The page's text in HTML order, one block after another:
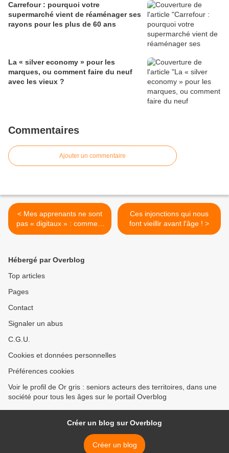
Carrefour : pourquoi votre
supermarché vient de réaménager ses
rayons pour les plus de 60 ans
La « silver economy » pour les
marques, ou comment faire du neuf
avec les vieux ?
Commentaires
Ajouter un commentaire
< Mes apprenants ne sont
pas « digitaux » : comment
faire ?
Ces injonctions qui nous
font vieillir avant l'âge ! >
Hébergé par Overblog
Top articles
Pages
Contact
Signaler un abus
C.G.U.
Cookies et données personnelles
Préférences cookies
Voir le profil de Or gris : seniors acteurs des territoires, dans une
société pour tous les âges sur le portail Overblog
Créer un blog sur Overblog
Créer un blog